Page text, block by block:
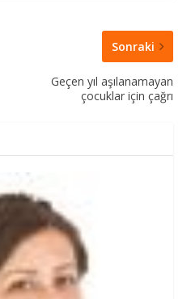
Sonraki
Geçen yıl aşılanamayan
çocuklar için çağrı